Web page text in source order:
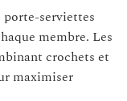
porte-serviettes
membre. Les
crochets et
maximiser